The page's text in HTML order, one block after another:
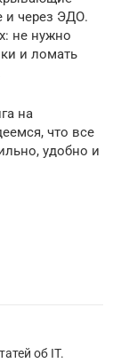
и через ЭДО.
не нужно
и ломать
на
что все
удобно и
об IT.